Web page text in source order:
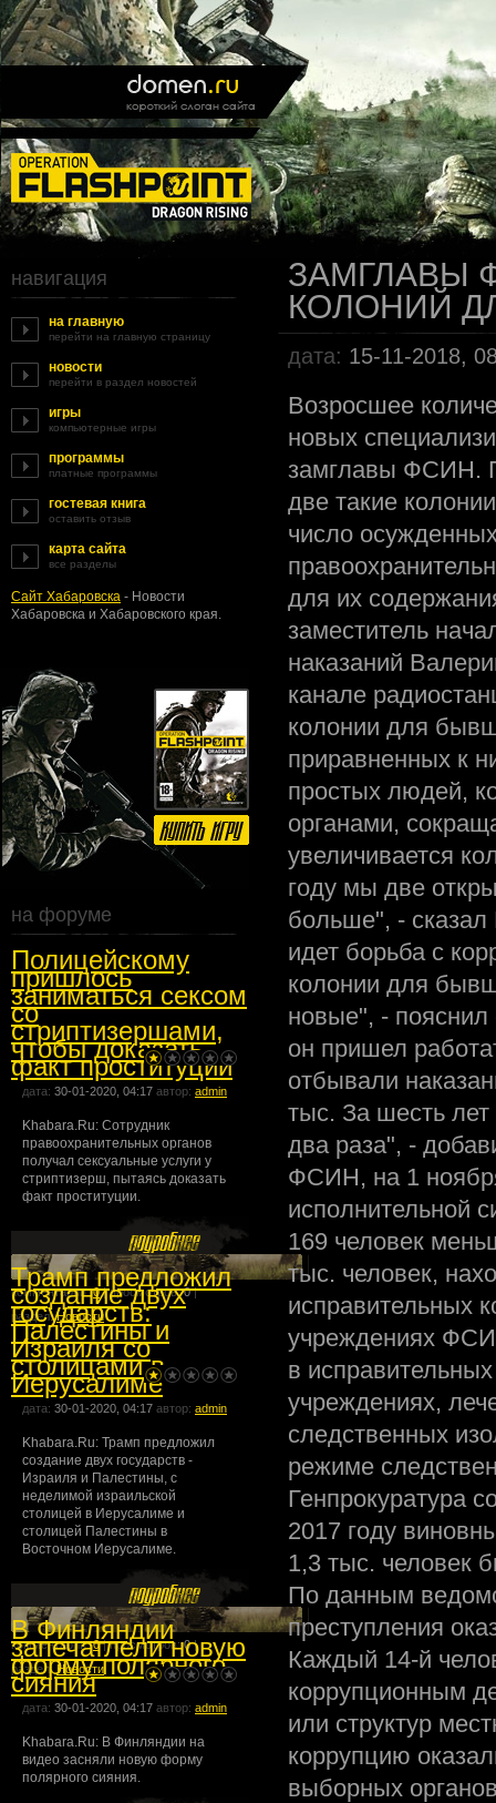
навигация
на главную
перейти на главную страницу
новости
перейти в раздел новостей
игры
компьютерные игры
программы
платные программы
гостевая книга
оставить отзыв
карта сайта
все разделы
Сайт Хабаровска - Новости
Хабаровска и Хабаровского края.
на форуме
Полицейскому
пришлось
заниматься сексом
со
стриптизершами,
чтобы доказать
факт проституции
дата: 30-01-2020, 04:17 автор: admin
Khabara.Ru: Сотрудник
правоохранительных органов
получал сексуальные услуги у
стриптизерш, пытаясь доказать
факт проституции.
комментарии:0| просмотров:0|
раздел:Новости
Трамп предложил
создание двух
государств:
Палестины и
Израиля со
столицами в
Иерусалиме
дата: 30-01-2020, 04:17 автор: admin
Khabara.Ru: Трамп предложил
создание двух государств -
Израиля и Палестины, с
неделимой израильской
столицей в Иерусалиме и
столицей Палестины в
Восточном Иерусалиме.
комментарии:0| просмотров:0|
раздел: Новости
В Финляндии
запечатлели новую
форму полярного
сияния
дата: 30-01-2020, 04:17 автор: admin
Khabara.Ru: В Финляндии на
видео засняли новую форму
полярного сияния.
ЗАМГЛАВЫ
КОЛОНИЙ
дата: 15-11-2018,
Возросшее
новых
замглавы ФСИН.
две такие
число
для их
заместитель
наказаний
канале
колонии для
приравненных к
простых людей,
органами,
увеличивается
году мы две
больше", -
идет борьба с
колонии для
новые", - пояснил
он пришел
отбывали
тыс. За шесть
два раза", -
ФСИН, на 1
исполнительной
169 человек
тыс. человек,
исправительных
учреждениях
в
учреждениях,
следственных
режиме
Генпрокуратура
2017 году
1,3 тыс. человек
По данным
преступления
Каждый 14-й
коррупционным
или структур
коррупцию
выборных